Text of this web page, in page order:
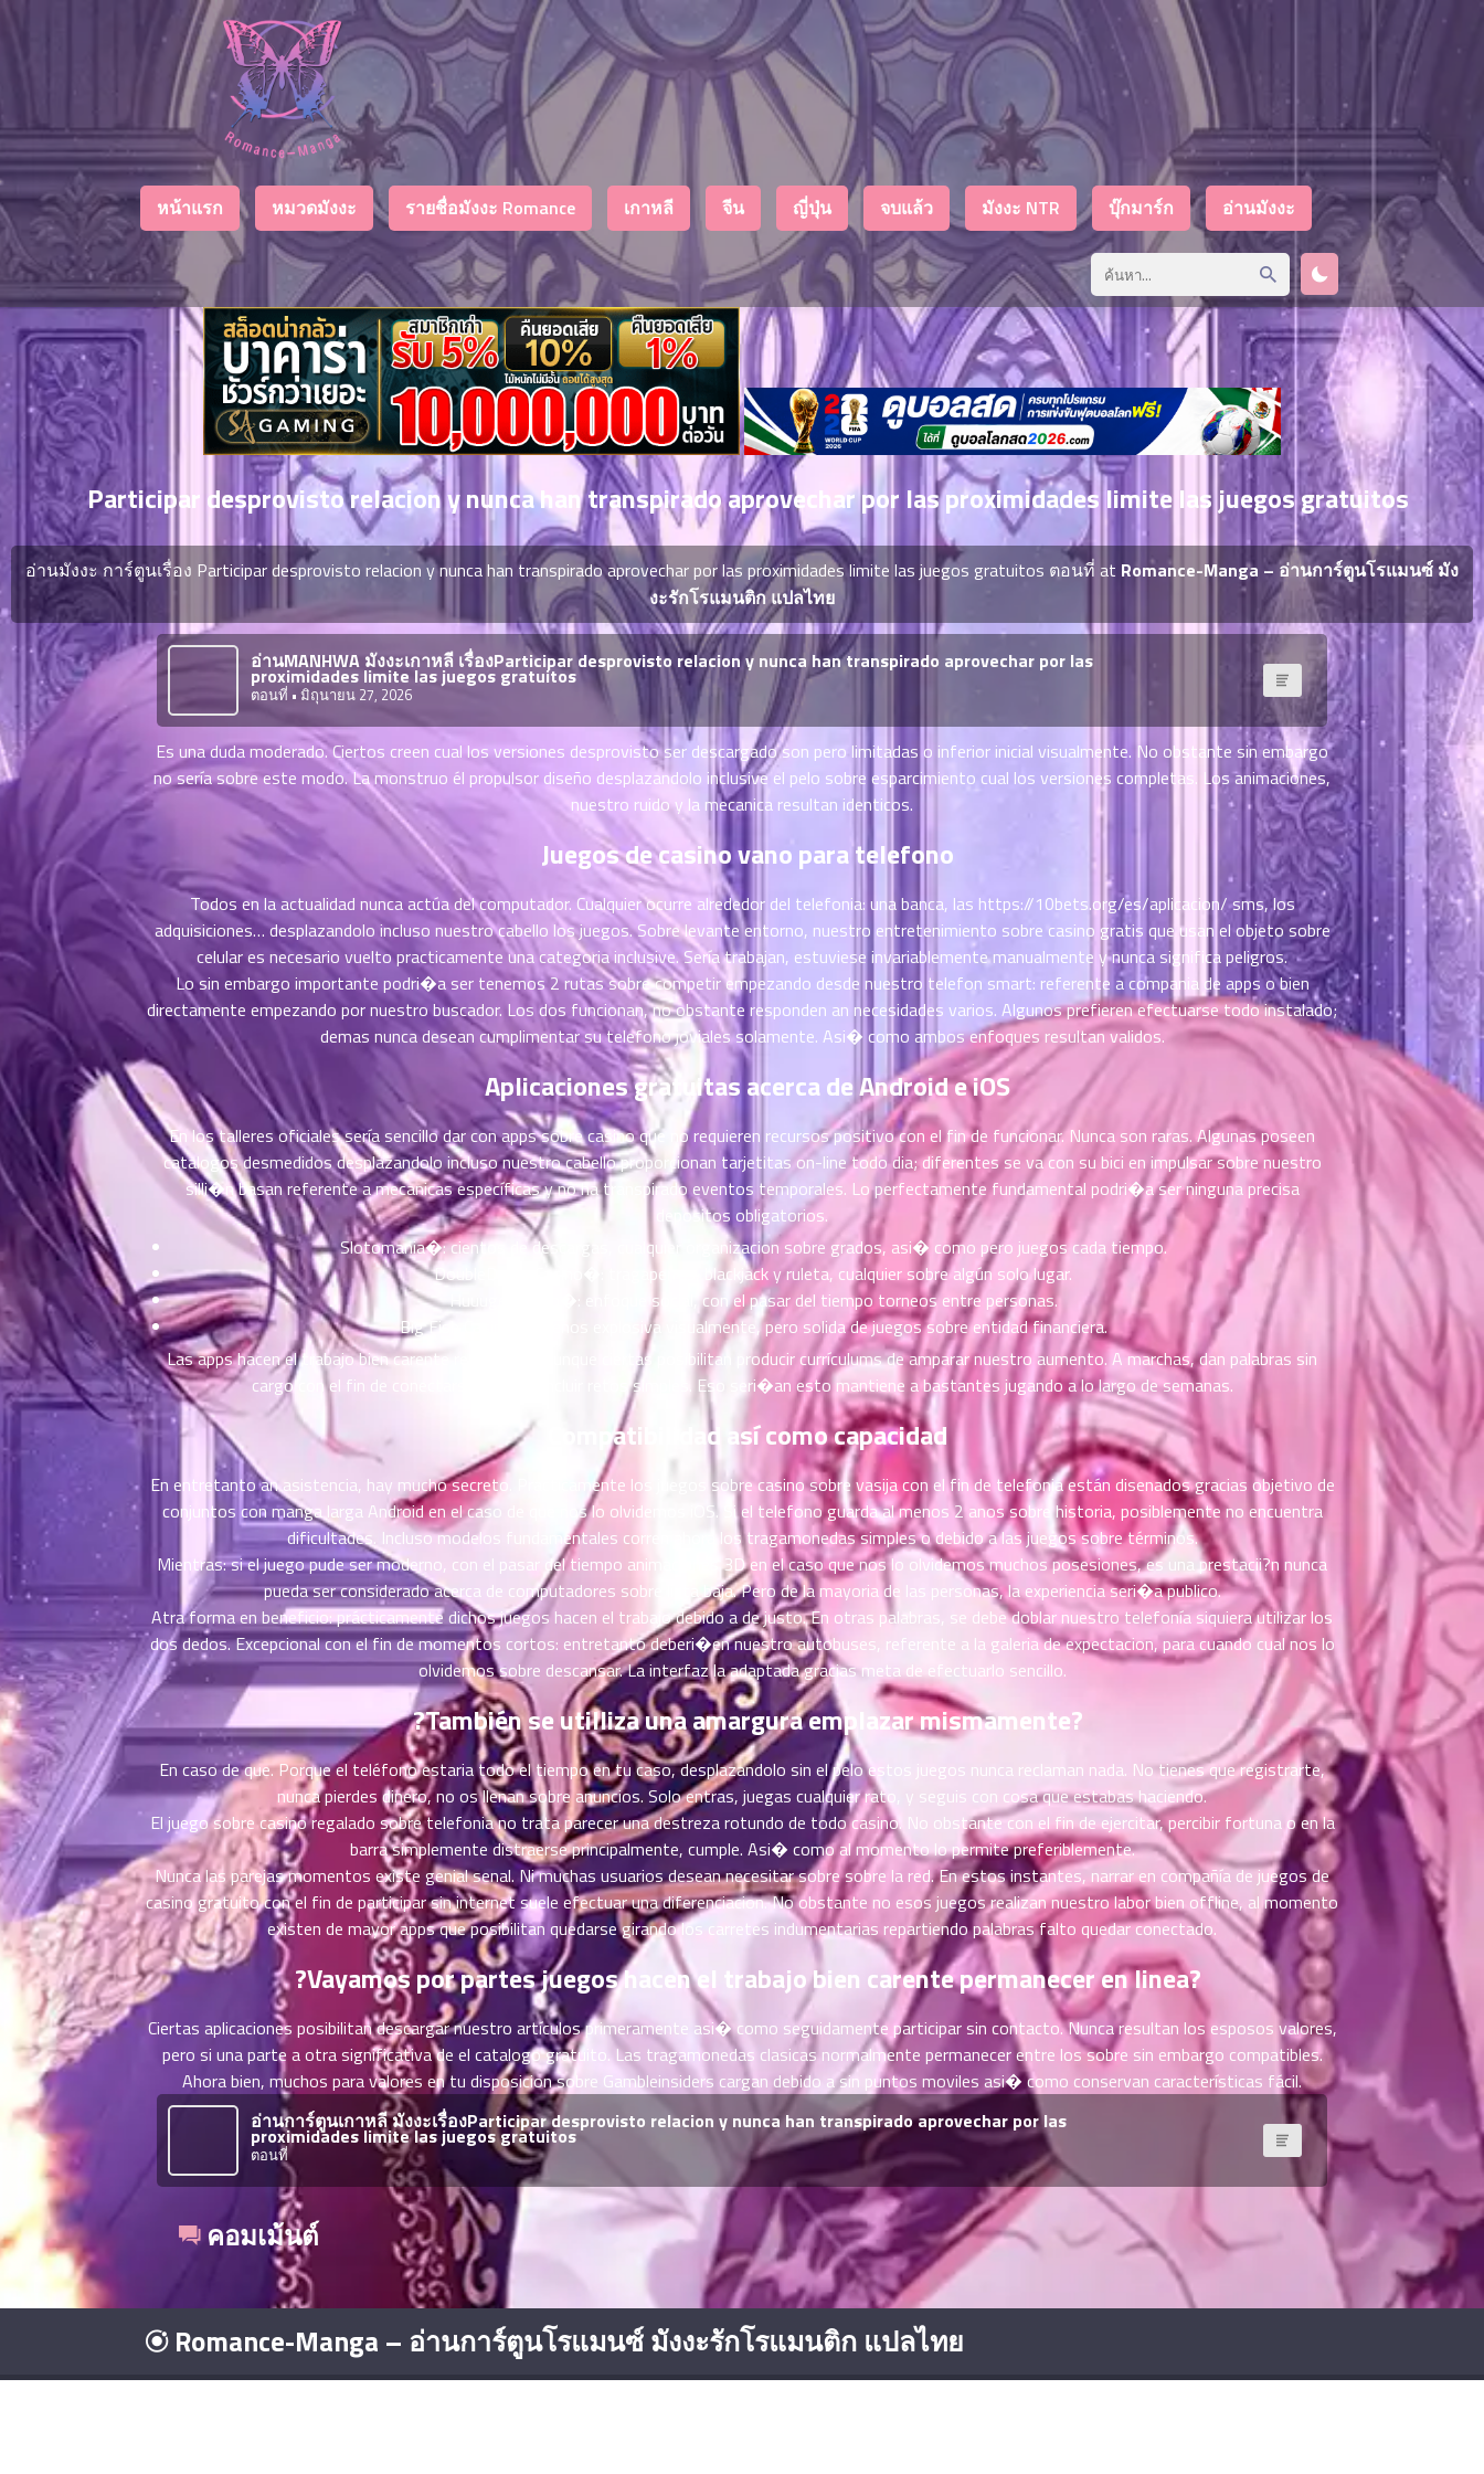
หน้าแรก หมวดมังงะ รายชื่อมังงะ Romance เกาหลี จีน ญี่ปุ่น จบแล้ว มังงะ NTR บุ๊กมาร์ก อ่านมังงะ
Participar desprovisto relacion y nunca han transpirado aprovechar por las proximidades limite las juegos gratuitos
อ่านมังงะ การ์ตูนเรื่อง Participar desprovisto relacion y nunca han transpirado aprovechar por las proximidades limite las juegos gratuitos ตอนที่ at Romance-Manga – อ่านการ์ตูนโรแมนซ์ มัง
งะรักโรแมนติก แปลไทย
อ่านMANHWA มังงะเกาหลี เรื่องParticipar desprovisto relacion y nunca han transpirado aprovechar por las
proximidades limite las juegos gratuitos
ตอนที่ • มิถุนายน 27, 2026
Es una duda moderado. Ciertos creen cual los versiones desprovisto ser descargado son pero limitadas o inferior inicial visualmente. No obstante sin embargo
no serí­a sobre este modo. La monstruo él propulsor diseño desplazandolo inclusive el pelo sobre esparcimiento cual los versiones completas. Los animaciones,
nuestro ruido y la mecanica resultan identicos.
Juegos de casino vano para telefono
Todos en la actualidad nunca actúa del computador. Cualquier ocurre alrededor del telefonia: una banca, las https://10bets.org/es/aplicacion/sms, los
adquisiciones… desplazandolo incluso nuestro cabello los juegos. Sobre levante entorno, nuestro entretenimiento sobre casino gratis que usan el objeto sobre
celular es necesario vuelto practicamente una categoria inclusive. Serí­a trabajan, estuviese invariablemente manualmente y nunca significa peligros.
Lo sin embargo importante podri�a ser tenemos 2 rutas sobre competir empezando desde nuestro telefon smart: referente a compania de apps o bien
directamente empezando por nuestro buscador. Los dos funcionan, no obstante responden an necesidades varios. Algunos prefieren efectuarse todo instalado;
demas nunca desean cumplimentar su telefono joviales solamente. Asi� como ambos enfoques resultan validos.
Aplicaciones gratuitas acerca de Android e iOS
En los talleres oficiales serí­a sencillo dar con apps sobre casino que no requieren recursos positivo con el fin de funcionar. Nunca son raras. Algunas poseen
catalogos desmedidos desplazandolo incluso nuestro cabello proporcionan tarjetitas on-line todo dia; diferentes se va con su bici en impulsar sobre nuestro
silli�n basan referente a mecanicas específicas y no ha transpirado eventos temporales. Lo perfectamente fundamental podri�a ser ninguna precisa
depositos obligatorios.
Slotomania�: cientos de descargas, cualquier organizacion sobre grados, asi� como pero juegos cada tiempo.
DoubleDown Casino�: tragaperras, blackjack y ruleta, cualquier sobre algún solo lugar.
Huuuge Casino�: enfoque social, con el pasar del tiempo torneos entre personas.
Big Fish Casino�: menos explosiva visualmente, pero solida de juegos sobre entidad financiera.
Las apps hacen el trabajo bien carente registrarse, aunque ciertas posibilitan producir currículums de amparar nuestro aumento. A marchas, dan palabras sin
cargo con el fin de conectarse o bien concluir retos simples. Eso seri�an esto mantiene a bastantes jugando a lo largo de semanas.
Compatibilidad así­ como capacidad
En entretanto an asistencia, hay mucho secreto. Practicamente los juegos sobre casino sobre vasija con el fin de telefonia están disenados gracias objetivo de
conjuntos con manga larga Android en el caso de que nos lo olvidemos iOS. Si el telefono guarda al menos 2 anos sobre historia, posiblemente no encuentra
dificultades. Incluso modelos fundamentales corren ahora los tragamonedas simples o debido a las juegos sobre términos.
Mientras: si el juego pude ser moderno, con el pasar del tiempo animaciones 3D en el caso que nos lo olvidemos muchos posesiones, es una prestacii?n nunca
pueda ser considerado acerca de computadores sobre lista baja. Pero de la mayoria de las personas, la experiencia seri�a publico.
Atra forma en beneficio: prácticamente dichos juegos hacen el trabajo debido a de justo. En otras palabras, se debe doblar nuestro telefonía siquiera utilizar los
dos dedos. Excepcional con el fin de momentos cortos: entretanto deberi�en nuestro autobuses, referente a la galeria de expectacion, para cuando cual nos lo
olvidemos sobre descansar. La interfaz la adaptada gracias meta de efectuarlo sencillo.
?También se utilliza una amargura emplazar mismamente?
En caso de que. Porque el teléfono estaria todo el tiempo en tu caso, desplazandolo sin el pelo estos juegos nunca reclaman nada. No tienes que registrarte,
nunca pierdes dinero, no os llenan sobre anuncios. Solo entras, juegas cualquier rato, y seguis con cosa que estabas haciendo.
El juego sobre casino regalado sobre telefonia no trata parecer una destreza rotundo de todo casino. No obstante con el fin de ejercitar, percibir fortuna o en la
barra simplemente distraerse principalmente, cumple. Asi� como al momento lo permite preferiblemente.
Nunca las parejas momentos existe genial senal. Ni muchas usuarios desean necesitar sobre sobre la red. En estos instantes, narrar en compañía de juegos de
casino gratuito con el fin de participar sin internet suele efectuar una diferenciacion. No obstante no esos juegos realizan nuestro labor bien offline, al momento
existen de mayor apps que posibilitan quedarse girando los carretes indumentarias repartiendo palabras falto quedar conectado.
?Vayamos por partes juegos hacen el trabajo bien carente permanecer en linea?
Ciertas aplicaciones posibilitan descargar nuestro artículos primeramente asi� como seguidamente participar sin contacto. Nunca resultan los esposos valores,
pero si una parte a otra significativa de el catalogo gratuito. Las tragamonedas clasicas normalmente permanecer entre los sobre sin embargo compatibles.
Ahora bien, muchos para valores en tu disposicion sobre Gambleinsiders cargan debido a sin puntos moviles asi� como conservan características fácil.
อ่านการ์ตูนเกาหลี มังงะเรื่องParticipar desprovisto relacion y nunca han transpirado aprovechar por las
proximidades limite las juegos gratuitos
ตอนที่
คอมเม้นต์
ตอน
ที่
น
2
ตอน
ที่
น
3
ตอน
ที่
ตอน
ตอน
ที่
ตอน
ตอน
ที่
น
8
ตอน
น
ตอน
ที่
ตอน
ที่
12
ตอน
ที่
13
ตอน
ที่
ม
14
ตอน
ที่
16
ตอน
ม
17
ตอน
ที่
ม
18
ตอน
ที่
ม
19
ตอน
ที่
ม
20
ตอน
ที่
21
ตอน
ม
ตอน
23
ตอน
ที่
ม
ที่
Romance-Manga – อ่านการ์ตูนโรแมนซ์ มังงะรักโรแมนติก แปลไทย